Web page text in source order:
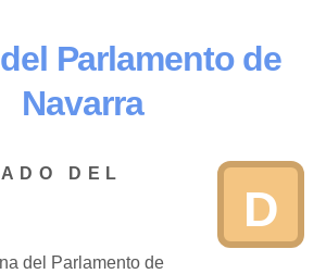
Parlamento de
Navarra
D
DEL
del Parlamento de